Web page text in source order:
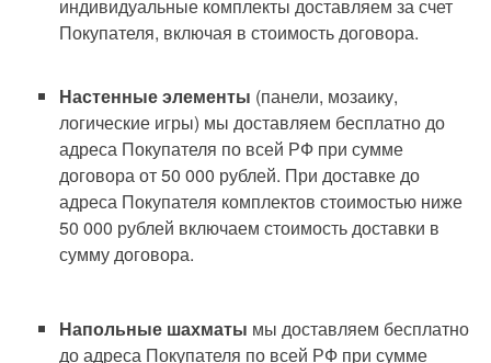
индивидуальные комплекты доставляем за счет
Покупателя, включая в стоимость договора.
Настенные элементы (панели, мозаику,
логические игры) мы доставляем бесплатно до
адреса Покупателя по всей РФ при сумме
договора от 50 000 рублей. При доставке до
адреса Покупателя комплектов стоимостью ниже
50 000 рублей включаем стоимость доставки в
сумму договора.
Напольные шахматы мы доставляем бесплатно
до адреса Покупателя по всей РФ при сумме